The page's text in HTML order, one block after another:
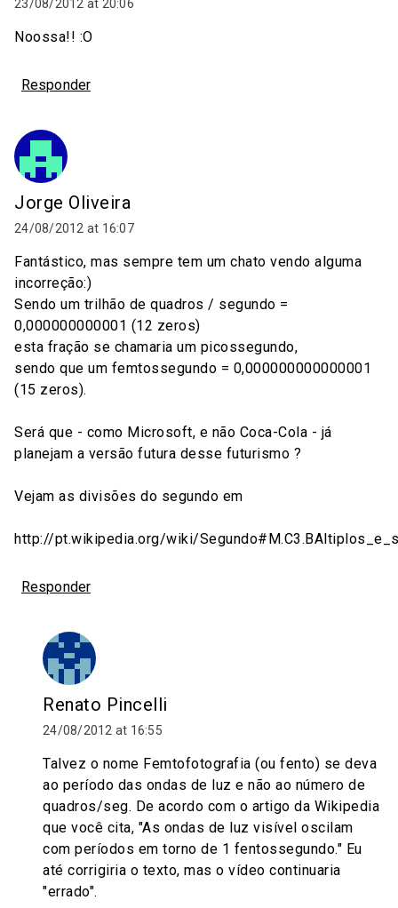
23/08/2012 at 20:06
Noossa!! :O
Responder
Jorge Oliveira
24/08/2012 at 16:07
Fantástico, mas sempre tem um chato vendo alguma
incorreção:)
Sendo um trilhão de quadros / segundo =
0,000000000001 (12 zeros)
esta fração se chamaria um picossegundo,
sendo que um femtossegundo = 0,000000000000001
(15 zeros).
Será que - como Microsoft, e não Coca-Cola - já
planejam a versão futura desse futurismo ?
Vejam as divisões do segundo em
http://pt.wikipedia.org/wiki/
Responder
Renato Pincelli
24/08/2012 at 16:55
Talvez o nome Femtofotografia (ou fento) se deva
ao período das ondas de luz e não ao número de
quadros/seg. De acordo com o artigo da Wikipedia
que você cita, "As ondas de luz visível oscilam
com períodos em torno de 1 fentossegundo." Eu
até corrigiria o texto, mas o vídeo continuaria
"errado".